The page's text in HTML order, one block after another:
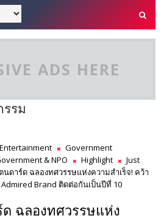
ADS HERE
รม
Entertainment
Government
& NPO Highlight
Just
นดาร์ด ฉลองทศวรรษแห่งความสำเร็จ! คว้า
Admired Brand ติดต่อกันเป็นปีที่ 10
ฉลองทศวรรษแห่ง